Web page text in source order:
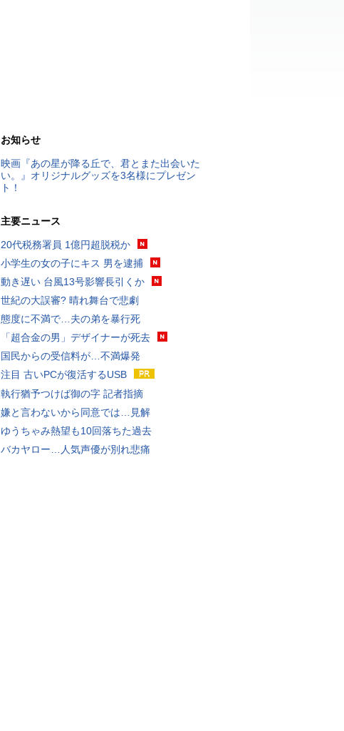
お知らせ
映画『あの星が降る丘で、君とまた出会いた
い。』オリジナルグッズを3名様にプレゼン
ト！
主要ニュース
20代税務署員 1億円超脱税か
小学生の女の子にキス 男を逮捕
動き遅い 台風13号影響長引くか
世紀の大誤審? 晴れ舞台で悲劇
態度に不満で…夫の弟を暴行死
「超合金の男」デザイナーが死去
国民からの受信料が…不満爆発
注目 古いPCが復活するUSB
執行猶予つけば御の字 記者指摘
嫌と言わないから同意では…見解
ゆうちゃみ熱望も10回落ちた過去
バカヤロー…人気声優が別れ悲痛